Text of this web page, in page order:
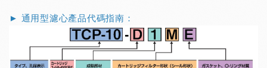
► 通用型濾心產品代碼指南：